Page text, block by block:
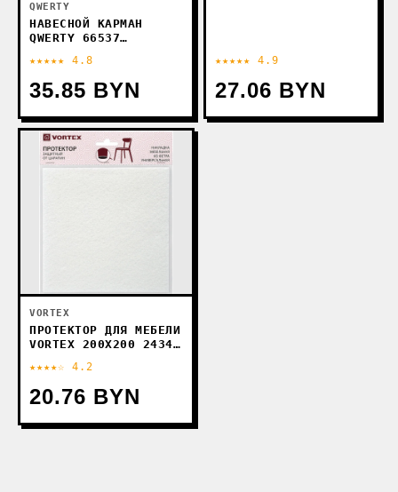
QWERTY
НАВЕСНОЙ КАРМАН
QWERTY 66537
★★★★★ 4.8
35.85 BYN
★★★★★ 4.9
27.06 BYN
VORTEX
ПРОТЕКТОР ДЛЯ МЕБЕЛИ
VORTEX 200X200 24344
★★★★☆ 4.2
20.76 BYN